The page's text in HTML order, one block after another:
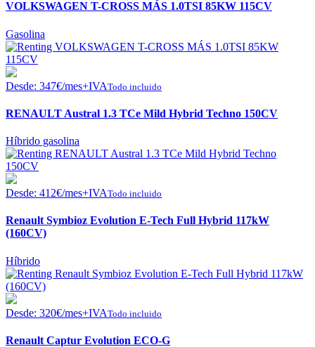
VOLKSWAGEN T-CROSS MÁS 1.0TSI 85KW 115CV
Gasolina
Desde: 347€/mes+IVATodo incluido
RENAULT Austral 1.3 TCe Mild Hybrid Techno 150CV
Híbrido gasolina
Desde: 412€/mes+IVATodo incluido
Renault Symbioz Evolution E-Tech Full Hybrid 117kW
(160CV)
Híbrido
Desde: 320€/mes+IVATodo incluido
Renault Captur Evolution ECO-G